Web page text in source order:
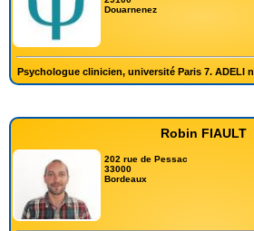
Douarnenez
Psychologue clinicien, université Paris 7. ADELI
Robin FIAULT
202 rue de Pessac
33000
Bordeaux